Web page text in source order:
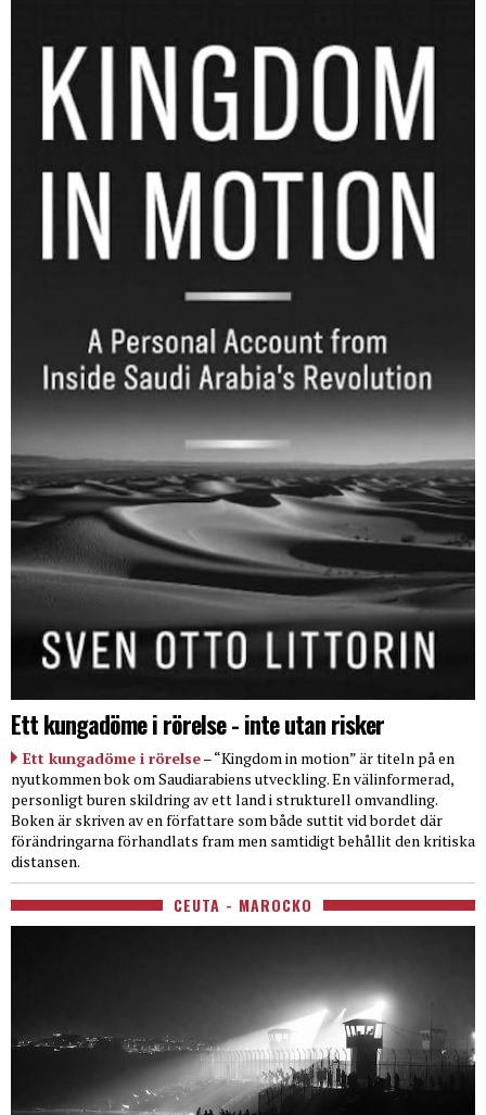
Ett kungadöme i rörelse - inte utan risker
Ett kungadöme i rörelse– “Kingdom in motion” är titeln på en
nyutkommen bok om Saudiarabiens utveckling. En välinformerad,
personligt buren skildring av ett land i strukturell omvandling.
Boken är skriven av en författare som både suttit vid bordet där
förändringarna förhandlats fram men samtidigt behållit den kritiska
distansen.
CEUTA - MAROCKO